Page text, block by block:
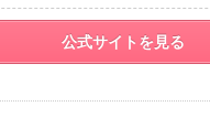
公式サイトを見る